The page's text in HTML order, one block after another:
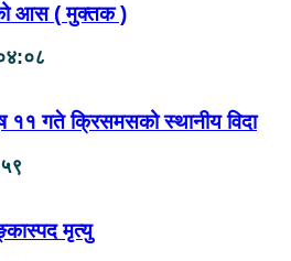
आस ( मुक्तक )
११ गते क्रिसमसको स्थानीय विदा
मृत्यु